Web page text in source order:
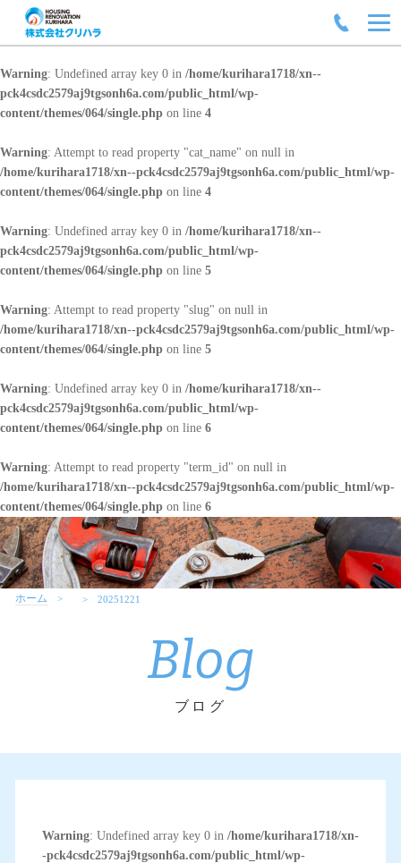
Warning: Undefined array key 0 in /home/kurihara1718/xn--
pck4csdc2579aj9tgsonh6a.com/public_html/wp-
content/themes/064/single.php on line 4
Warning: Attempt to read property "cat_name" on null in
/home/kurihara1718/xn--pck4csdc2579aj9tgsonh6a.com/public_html/wp-
content/themes/064/single.php on line 4
Warning: Undefined array key 0 in /home/kurihara1718/xn--
pck4csdc2579aj9tgsonh6a.com/public_html/wp-
content/themes/064/single.php on line 5
Warning: Attempt to read property "slug" on null in
/home/kurihara1718/xn--pck4csdc2579aj9tgsonh6a.com/public_html/wp-
content/themes/064/single.php on line 5
Warning: Undefined array key 0 in /home/kurihara1718/xn--
pck4csdc2579aj9tgsonh6a.com/public_html/wp-
content/themes/064/single.php on line 6
Warning: Attempt to read property "term_id" on null in
/home/kurihara1718/xn--pck4csdc2579aj9tgsonh6a.com/public_html/wp-
content/themes/064/single.php on line 6
ホーム 20251221
Blog
ブログ
Warning: Undefined array key 0 in /home/kurihara1718/xn-
-pck4csdc2579aj9tgsonh6a.com/public_html/wp-